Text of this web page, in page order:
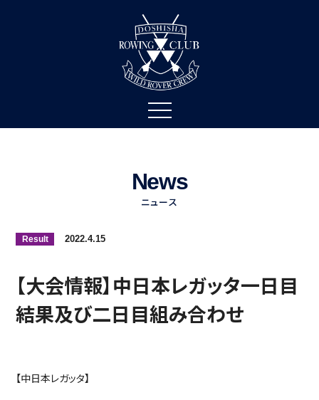
News
ニュース
Result 2022.4.15
【大会情報】中日本レガッタ一日目
結果及び二日目組み合わせ
【中日本レガッタ】